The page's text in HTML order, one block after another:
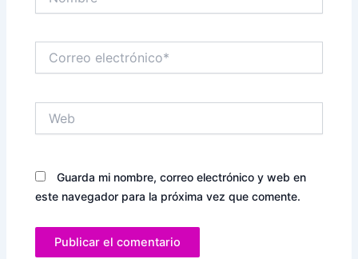
electrónico*
Guarda mi nombre, correo electrónico y web en
este navegador para la próxima vez que comente.